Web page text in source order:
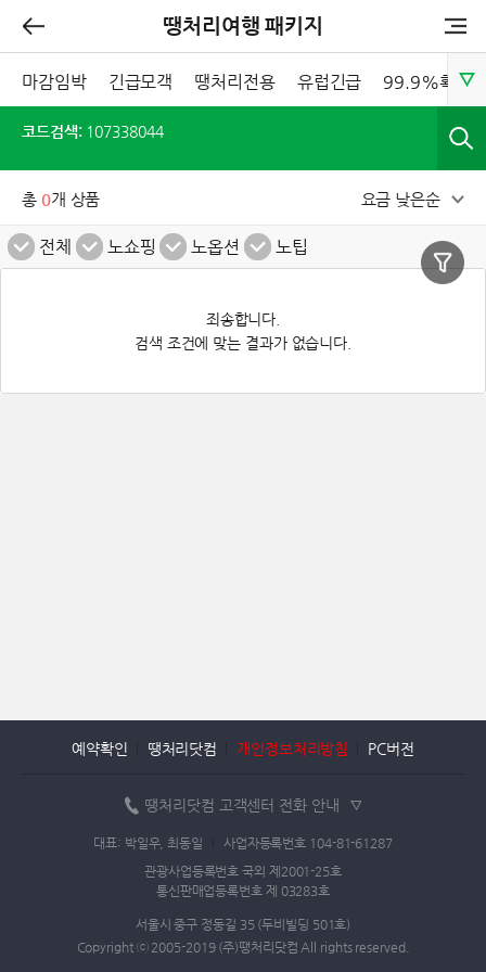
땡처리여행 패키지
마감임박 긴급모객 땡처리전용 유럽긴급 99.9%확정
코드검색: 107338044
총 0개 상품 요금 낮은순
전체 노쇼핑 노옵션 노팁
죄송합니다.
검색 조건에 맞는 결과가 없습니다.
예약확인 땡처리닷컴 개인정보처리방침 PC버전
땡처리닷컴 고객센터 전화 안내
대표: 박일우, 최동일
사업자등록번호 104-81-61287
관광사업등록번호 국외 제2001-25호
통신판매업등록번호 제 03283호
서울시 중구 정동길 35 (두비빌딩 501호)
Copyright ⓒ 2005-2019 (주)땡처리닷컴 All rights reserved.